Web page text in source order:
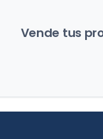
Vende tus